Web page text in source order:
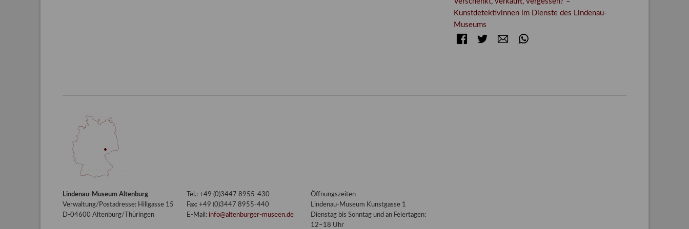
Kunstdetektivinnen im Dienste des Lindenau-
Museums
FacebookTwitter E-mail
Lindenau-Museum Altenburg
Verwaltung/Postadresse: Hillgasse 15
D-04600 Altenburg/Thüringen
Tel.: +49 (0)3447 8955-430
Fax: +49 (0)3447 8955-440
E-Mail: info@altenburger-museen.de
Öffnungszeiten
Lindenau-Museum Kunstgasse 1
Dienstag bis Sonntag und an Feiertagen:
12–18 Uhr